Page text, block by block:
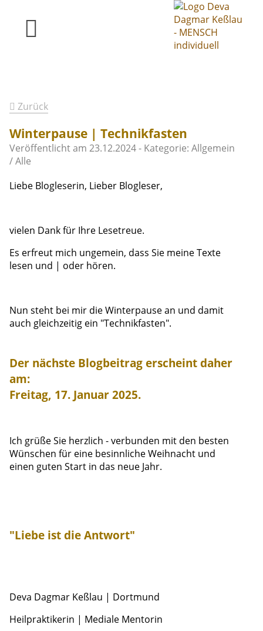
Zurück
Winterpause | Technikfasten
Veröffentlicht am 23.12.2024- Kategorie: Allgemein
/ Alle
Liebe Blogleserin, Lieber Blogleser,
vielen Dank für Ihre Lesetreue.
Es erfreut mich ungemein, dass Sie meine Texte
lesen und | oder hören.
Nun steht bei mir die Winterpause an und damit
auch gleichzeitig ein "Technikfasten".
Der nächste Blogbeitrag erscheint daher
am:
Freitag, 17. Januar 2025.
Ich grüße Sie herzlich - verbunden mit den besten
Wünschen für eine besinnliche Weihnacht und
einen guten Start in das neue Jahr.
"Liebe ist die Antwort"
Deva Dagmar Keßlau | Dortmund
Heilpraktikerin | Mediale Mentorin